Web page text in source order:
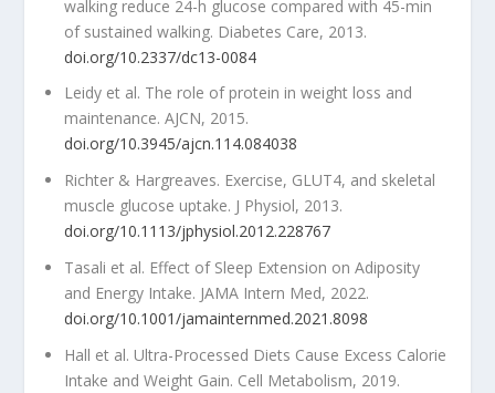
walking reduce 24-h glucose compared with 45-min
of sustained walking. Diabetes Care, 2013.
doi.org/10.2337/dc13-0084
Leidy et al. The role of protein in weight loss and
maintenance. AJCN, 2015.
doi.org/10.3945/ajcn.114.084038
Richter & Hargreaves. Exercise, GLUT4, and skeletal
muscle glucose uptake. J Physiol, 2013.
doi.org/10.1113/jphysiol.2012.228767
Tasali et al. Effect of Sleep Extension on Adiposity
and Energy Intake. JAMA Intern Med, 2022.
doi.org/10.1001/jamainternmed.2021.8098
Hall et al. Ultra-Processed Diets Cause Excess Calorie
Intake and Weight Gain. Cell Metabolism, 2019.